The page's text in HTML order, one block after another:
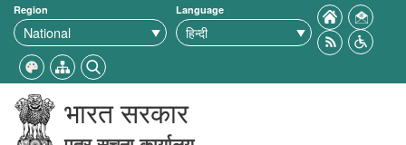
Region Language
भारत सरकार